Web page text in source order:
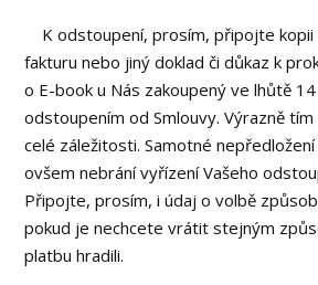
K odstoupení, prosím, připojte kopii
fakturu nebo jiný doklad či důkaz k
o E-book u Nás zakoupený ve lhůtě
odstoupením od Smlouvy. Výrazně
celé záležitosti. Samotné
ovšem nebrání vyřízení Vašeho
Připojte, prosím, i údaj o volbě
pokud je nechcete vrátit stejným
platbu hradili.